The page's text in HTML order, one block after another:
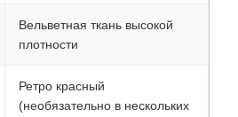
Вельветная ткань высокой
плотности
Ретро красный
(необязательно в нескольких